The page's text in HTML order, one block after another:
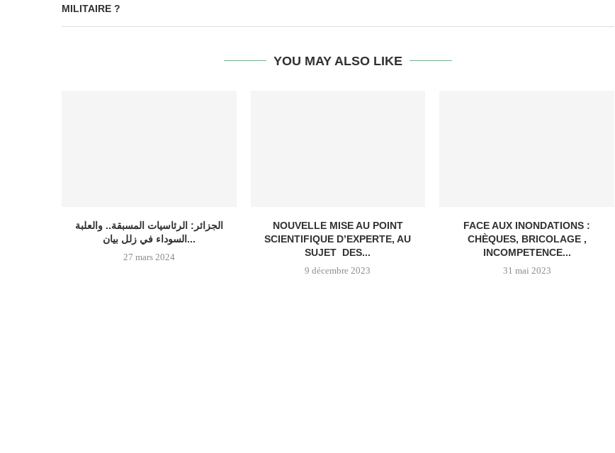
MILITAIRE ?
YOU MAY ALSO LIKE
الجزائر: الرئاسيات المسبقة.. والعلبة
السوداء في زلل بيان...
27 mars 2024
NOUVELLE MISE AU POINT
SCIENTIFIQUE D’EXPERTE, AU
SUJET DES...
9 décembre 2023
FACE AUX INONDATIONS :
CHÈQUES, BRICOLAGE ,
INCOMPETENCE...
31 mai 2023